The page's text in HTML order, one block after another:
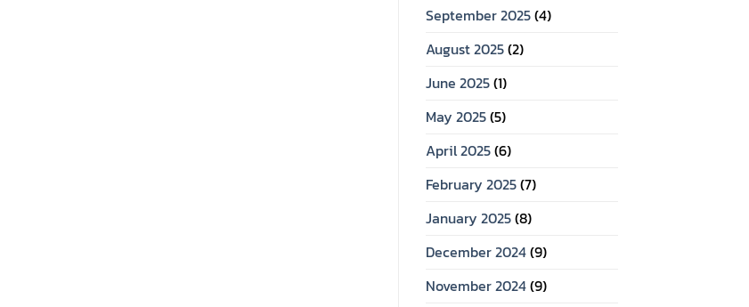
September 2025(4)
August 2025(2)
June 2025(1)
May 2025(5)
April 2025(6)
February 2025(7)
January 2025(8)
December 2024(9)
November 2024(9)